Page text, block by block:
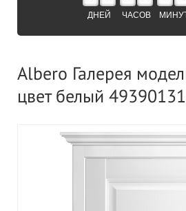
ДНЕЙ ЧАСОВ
Albero Галерея
цвет белый